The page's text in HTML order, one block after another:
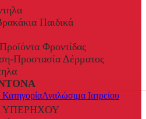
Παιδικά
Φροντίδας
Προστασία Δέρματος
Αναλώσιμα Ιατρείου
ΥΠΕΡΗΧΟΥ